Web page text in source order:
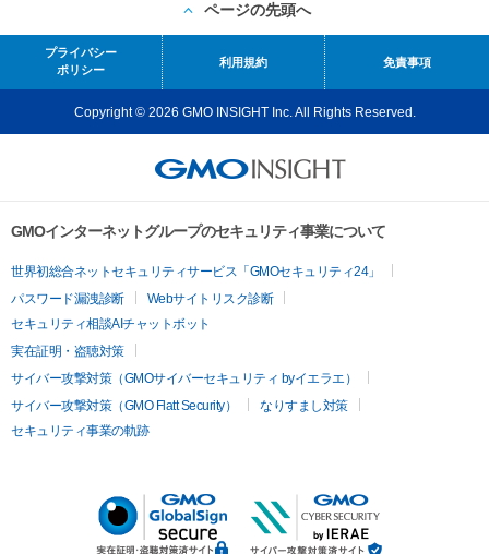
ページの先頭へ
プライバシー
ポリシー
利用規約 免責事項
Copyright © 2026 GMO INSIGHT Inc. All Rights Reserved.
GMOインターネットグループのセキュリティ事業について
世界初総合ネットセキュリティサービス「GMOセキュリティ24」
パスワード漏洩診断
Webサイトリスク診断
セキュリティ相談AIチャットボット
実在証明・盗聴対策
サイバー攻撃対策（GMOサイバーセキュリティ byイエラエ）
サイバー攻撃対策（GMO Flatt Security）
なりすまし対策
セキュリティ事業の軌跡